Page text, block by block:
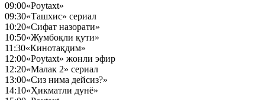
09:00«Poytaxt»
09:30«Ташхис» сериал
10:20«Сифат назорати»
10:50«Жумбоқли қути»
11:30«Кинотақдим»
12:00«Poytaxt» жонли эфир
12:20«Малак 2» сериал
13:00«Сиз нима дейсиз?»
14:10«Ҳикматли дунё»